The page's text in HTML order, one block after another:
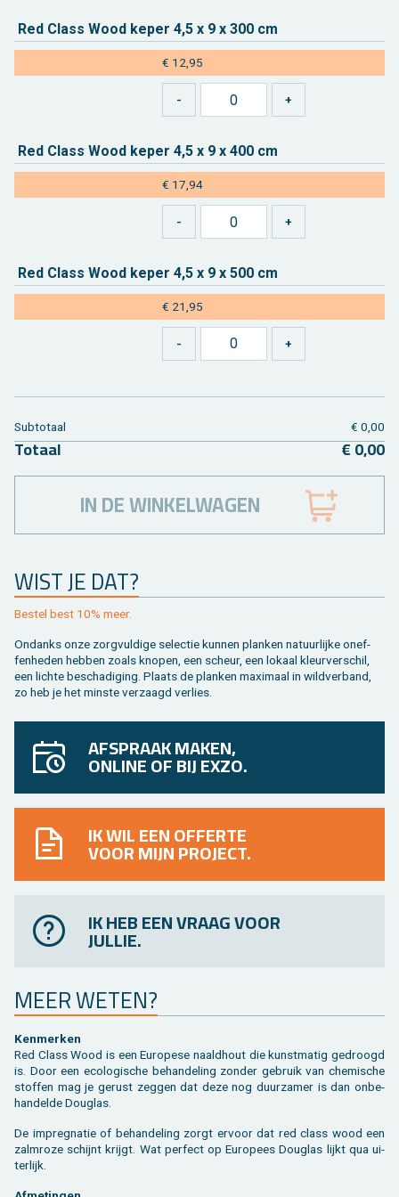
Red Class Wood keper 4,5 x 9 x 300 cm
€ 12,95
Red Class Wood keper 4,5 x 9 x 400 cm
€ 17,94
Red Class Wood keper 4,5 x 9 x 500 cm
€ 21,95
WIST JE DAT?
Be­stel best 10% meer.
On­danks onze zorg­vul­di­ge se­lec­tie kun­nen plan­ken na­tuur­lij­ke on­ef­
fen­he­den heb­ben zoals kno­pen, een scheur, een lo­kaal kleur­ver­schil,
een lich­te be­scha­di­ging. Plaats de plan­ken maxi­maal in wild­ver­band,
zo heb je het min­ste ver­zaagd ver­lies.
Sub­to­taal € 0,00
To­taal € 0,00
IN DE WINKELWAGEN
AFSPRAAK MAKEN,
ONLINE OF BIJ EXZO.
IK WIL EEN OFFERTE
VOOR MIJN PROJECT.
IK HEB EEN VRAAG VOOR
JULLIE.
MEER WETEN?
Ken­mer­ken
Red Class Wood is een Eu­ro­pe­se naald­hout die kunst­ma­tig ge­droogd
is. Door een eco­lo­gi­sche be­han­de­ling zon­der ge­bruik van che­mi­sche
stof­fen mag je ge­rust zeg­gen dat deze nog duur­za­mer is dan on­be­
han­del­de Dou­g­las.
De im­preg­na­tie of be­han­de­ling zorgt er­voor dat red class wood een
zalm­roze schijnt krijgt. Wat per­fect op Eu­ro­pees Dou­g­las lijkt qua ui­
ter­lijk.